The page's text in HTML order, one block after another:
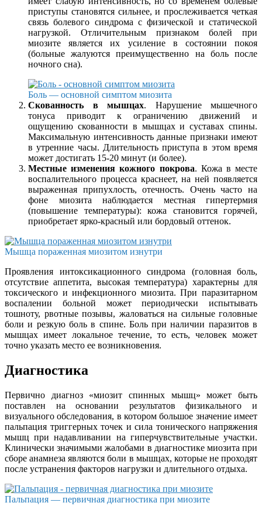
приступы становятся сильнее, и прослеживается четкая
связь болевого синдрома с физической и статической
нагрузкой. Отличительным признаком болей при
миозите является их усиление в состоянии покоя
(больные жалуются преимущественно на боль после
ночного сна).
Боль — основной симптом миозита
Скованность в мышцах. Нарушение мышечного
тонуса приводит к ограничению движений и
ощущению скованности в мышцах и суставах спины.
Максимальную интенсивность данные признаки имеют
в утренние часы. Длительность приступа в этом время
может достигать 15-20 минут (и более).
Местные изменения кожного покрова. Кожа в месте
воспалительного процесса краснеет, на ней появляется
выраженная припухлость, отечность. Очень часто на
фоне миозита наблюдается местная гипертермия
(повышение температуры): кожа становится горячей,
приобретает ярко-красный или бордовый оттенок.
Мышца пораженная миозитом изнутри
Проявления интоксикационного синдрома (головная боль,
отсутствие аппетита, высокая температура) характерны для
токсического и инфекционного миозита. При паразитарном
воспалении больной может периодически испытывать
тошноту, рвотные позывы, жаловаться на сильные головные
боли и резкую боль в спине. Боль при наличии паразитов в
мышцах имеет локальное течение, то есть, человек может
точно указать место ее возникновения.
Диагностика
Первично диагноз «миозит спинных мышц» может быть
поставлен на основании результатов физикального и
визуального обследования, в котором большое значение имеет
пальпация триггерных точек и сила тонического напряжения
мышц при надавливании на гиперчувствительные участки.
Клинически значимыми жалобами в диагностике миозита при
сборе анамнеза являются боли в мышцах, которые не проходят
после устранения факторов нагрузки и длительного отдыха.
Пальпация — первичная диагностика при миозите